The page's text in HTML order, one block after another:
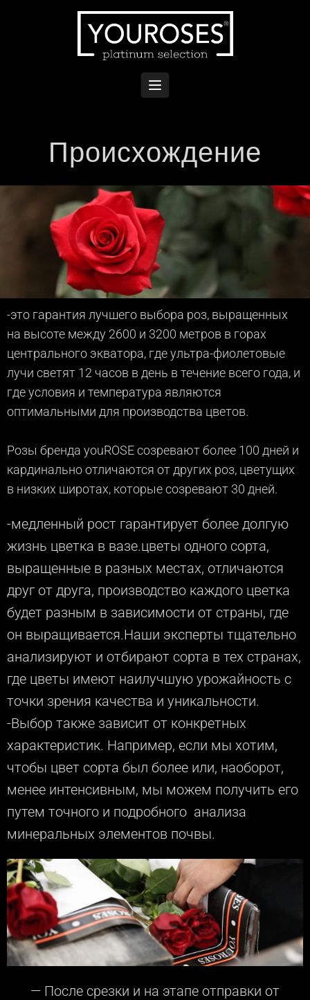
Происхождение
-это гарантия лучшего выбора роз, выращенных
на высоте между 2600 и 3200 метров в горах
центрального экватора, где ультра-фиолетовые
лучи светят 12 часов в день в течение всего года, и
где условия и температура являются
оптимальными для производства цветов.
Розы бренда youROSE созревают более 100 дней и
кардинально отличаются от других роз, цветущих
в низких широтах, которые созревают 30 дней.
-медленный рост гарантирует более долгую
жизнь цветка в вазе.цветы одного сорта,
выращенные в разных местах, отличаются
друг от друга, производство каждого цветка
будет разным в зависимости от страны, где
он выращивается.Наши эксперты тщательно
анализируют и отбирают сорта в тех странах,
где цветы имеют наилучшую урожайность с
точки зрения качества и уникальности.
-Выбор также зависит от конкретных
характеристик. Например, если мы хотим,
чтобы цвет сорта был более или, наоборот,
менее интенсивным, мы можем получить его
путем точного и подробного анализа
минеральных элементов почвы.
— После срезки и на этапе отправки от